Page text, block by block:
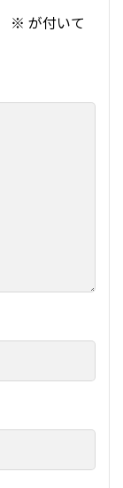
※ が付いて